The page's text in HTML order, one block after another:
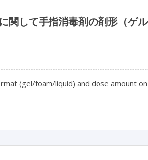
関して手指消毒剤の剤形（ゲ
(gel/foam/liquid) and dose amount